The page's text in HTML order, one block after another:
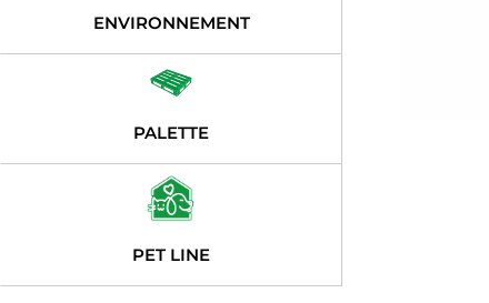
ENVIRONNEMENT
PALETTE
PET LINE